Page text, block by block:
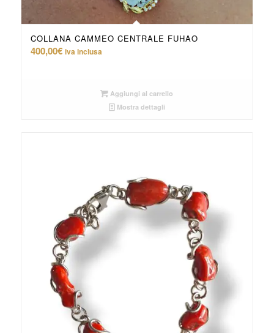
COLLANA CAMMEO CENTRALE FUHAO
400,00€ iva inclusa
Aggiungi al carrello
Mostra dettagli